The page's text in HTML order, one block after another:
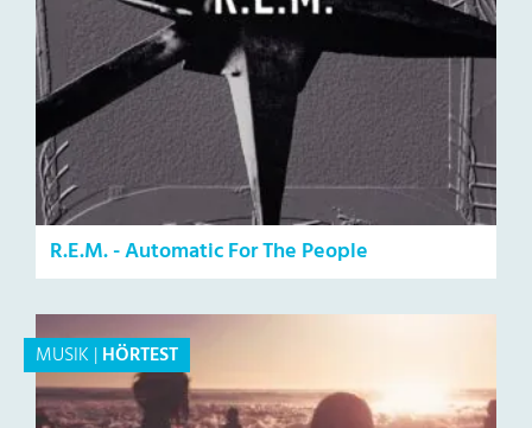
R.E.M. - Automatic For The People
MUSIK |HÖRTEST